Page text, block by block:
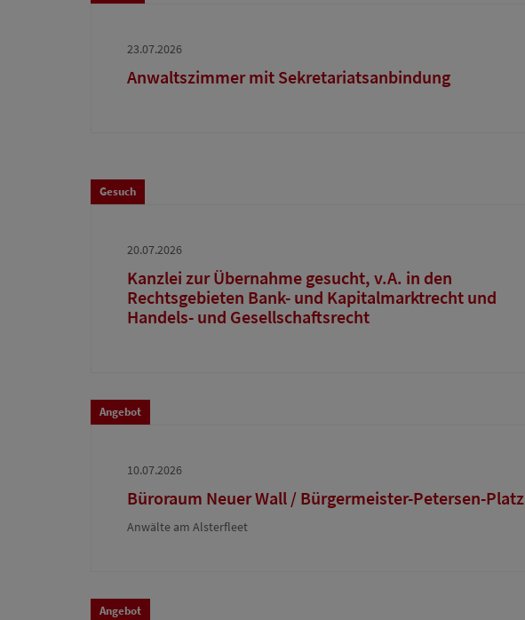
23.07.2026
Anwaltszimmer mit Sekretariatsanbindung
Gesuch
20.07.2026
Kanzlei zur Übernahme gesucht, v.A. in den
Rechtsgebieten Bank- und Kapitalmarktrecht und
Handels- und Gesellschaftsrecht
Angebot
10.07.2026
Büroraum Neuer Wall / Bürgermeister-Petersen-Platz
Anwälte am Alsterfleet
Angebot